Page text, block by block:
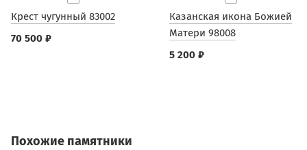
Крест чугунный 83002
70 500 ₽
Казанская икона Божией
Матери 98008
5 200 ₽
Похожие памятники